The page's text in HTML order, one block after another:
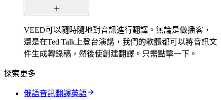
VEED可以隨時隨地對音訊進行翻譯。無論是做播客，
還是在Ted Talk上登台演講，我們的軟體都可以將音訊文
件生成轉錄稿，然後使創建翻譯。只需點擊一下。
探索更多
俄語音訊翻譯英語